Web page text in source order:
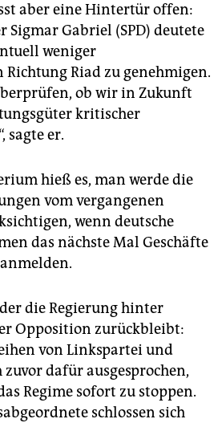
aber eine Hintertür offen:
Gabriel (SPD) deutete
weniger
Riad zu genehmigen.
ob wir in Zukunft
kritischer
sagte er.
hieß es, man werde die
vom vergangenen
wenn deutsche
das nächste Mal Geschäfte
die Regierung hinter
Opposition zurückbleibt:
von Linkspartei und
dafür ausgesprochen,
Regime sofort zu stoppen.
schlossen sich